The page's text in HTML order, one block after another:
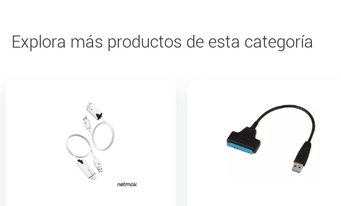
Explora más productos de esta categoría